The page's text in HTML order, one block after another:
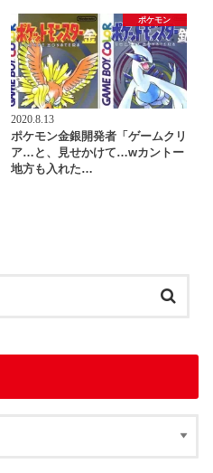
ポケモン
2020.8.13
ポケモン金銀開発者「ゲームクリ
ア…と、見せかけて…wカントー
地方も入れた…